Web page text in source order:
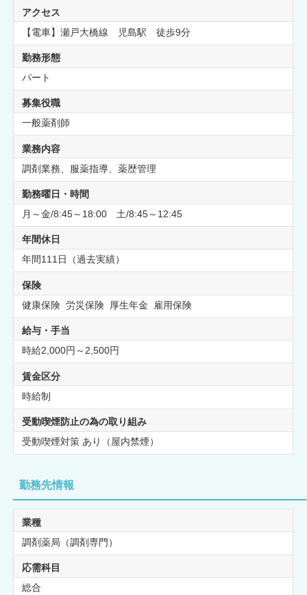
アクセス
【電車】瀬戸大橋線 児島駅 徒歩9分
勤務形態
パート
募集役職
一般薬剤師
業務内容
調剤業務、服薬指導、薬歴管理
勤務曜日・時間
月～金/8:45～18:00 土/8:45～12:45
年間休日
年間111日（過去実績）
保険
健康保険 労災保険 厚生年金 雇用保険
給与・手当
時給2,000円～2,500円
賃金区分
時給制
受動喫煙防止の為の取り組み
受動喫煙対策 あり（屋内禁煙）
勤務先情報
業種
調剤薬局（調剤専門）
応需科目
総合